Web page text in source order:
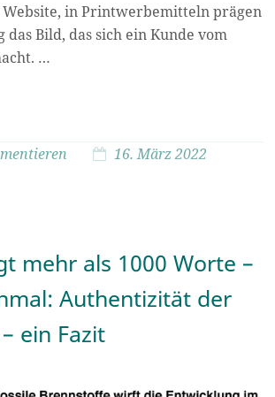
in Printwerbemitteln prägen
Bild, das sich ein Kunde vom
…
16. März 2022
mehr als 1000 Worte –
Authentizität der
ein Fazit